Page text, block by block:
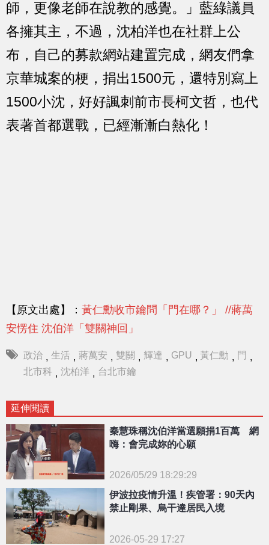
師，更像老師在說教的感覺。」藍綠議員
各擁其主，不過，沈柏洋也在社群上公
布，自己的募款網站建置完成，網友們拿
京華城案的梗，捐出1500元，還特別寫上
1500小沈，好好諷刺前市長柯文哲，也代
表著首都選戰，已經漸漸白熱化！
【原文出處】： 黃仁勳收市鑰問「門在哪？」 //蔣萬
安愣住 沈伯洋「雙關神回」
政治 , 生活 , 蔣萬安 , 雙關 , 輝達 , GPU , 黃仁勳 , 門 ,
北市科 , 沈柏洋 , 台北市鑰
延伸閱讀
{PLAYICON}
秦慧珠稱沈伯洋當選願捐1百萬 網
嗨：會完成妳的心願
2026/05/29 18:29:29
伊波拉疫情升溫！疾管署：90天內
禁止剛果、烏干達居民入境
2026-05-29 17:27